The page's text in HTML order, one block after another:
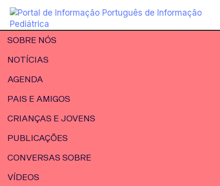
SOBRE NÓS
NOTÍCIAS
AGENDA
PAIS E AMIGOS
CRIANÇAS E JOVENS
PUBLICAÇÕES
CONVERSAS SOBRE
VÍDEOS